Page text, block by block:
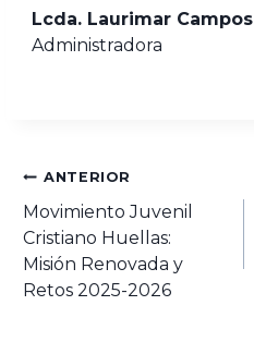
Lcda. Laurimar Campos
Administradora
ANTERIOR
Movimiento Juvenil
Cristiano Huellas:
Misión Renovada y
Retos 2025-2026